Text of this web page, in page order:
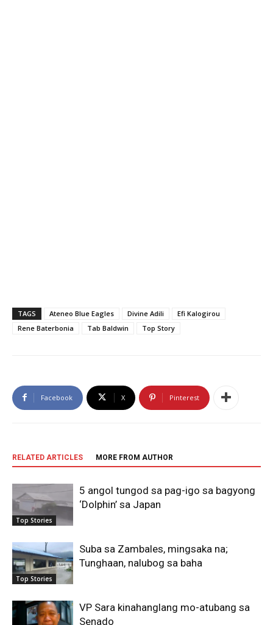
TAGS Ateneo Blue Eagles Divine Adili
Efi Kalogirou
Rene Baterbonia
Tab Baldwin Top Story
Facebook X Pinterest
RELATED ARTICLES MORE FROM AUTHOR
Top Stories
5 angol tungod sa pag-igo sa bagyong
‘Dolphin’ sa Japan
Top Stories
Suba sa Zambales, mingsaka na;
Tunghaan, nalubog sa baha
VP Sara kinahanglang mo-atubang sa
Senado